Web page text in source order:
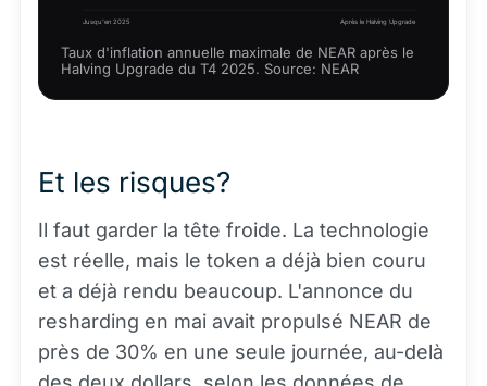
Jusqu'en 2025 Après le Halving Upgrade
Taux d'inflation annuelle maximale de NEAR après le
Halving Upgrade du T4 2025. Source: NEAR
Et les risques?
Il faut garder la tête froide. La technologie
est réelle, mais le token a déjà bien couru
et a déjà rendu beaucoup. L'annonce du
resharding en mai avait propulsé NEAR de
près de 30% en une seule journée, au-delà